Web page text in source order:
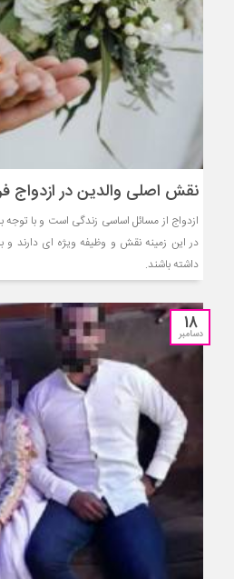
نقش اصلی والدین در ازدواج
ازدواج از مسائل اساسی زندگی است و با توجه
در این زمینه نقش و وظیفه ویژه ای دارند و
داشته باشند.
18
دسامبر